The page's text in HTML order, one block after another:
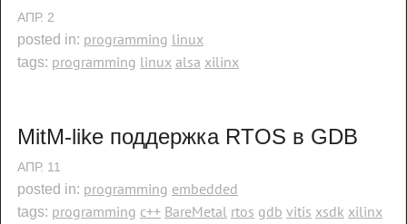
АПР. 2
posted in: programming linux
tags: programming linux alsa xilinx
MitM-like поддержка RTOS в GDB
АПР. 11
posted in: programming embedded
tags: programming c++ BareMetal rtos gdb vitis xsdk xilinx